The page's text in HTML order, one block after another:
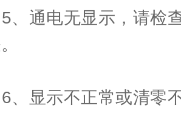
通电无显示，请检查
显示不正常或清零不